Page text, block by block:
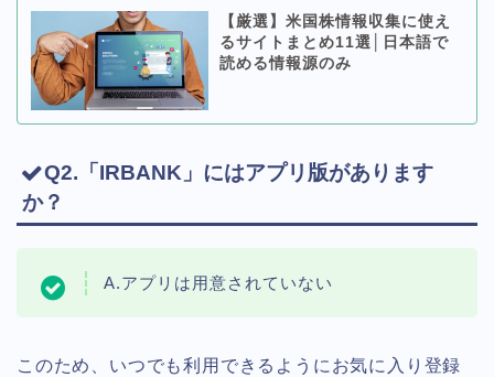
【厳選】米国株情報収集に使え
るサイトまとめ11選│日本語で
読める情報源のみ
Q2.「IRBANK」にはアプリ版があります
か？
A.アプリは用意されていない
このため、いつでも利用できるようにお気に入り登録